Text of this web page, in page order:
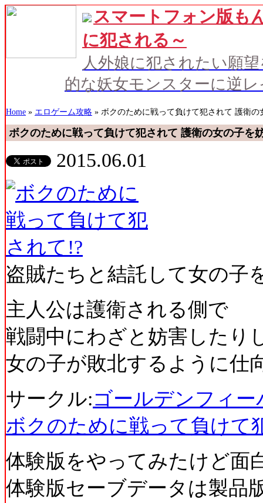
スマートフォン版も
に犯される～
人外娘に犯されたい願
的な妖女モンスターに逆
Home » エロゲーム攻略 » ボクのために戦って負けて犯されて 護衛
ボクのために戦って負けて犯されて 護衛の女の子を
2015.06.01
盗賊たちと結託して女の子
主人公は護衛される側で
戦闘中にわざと妨害したり
女の子が敗北するように仕
サークル:ゴールデンフィー
ボクのために戦って負けて
体験版をやってみたけど面
体験版セーブデータは製品